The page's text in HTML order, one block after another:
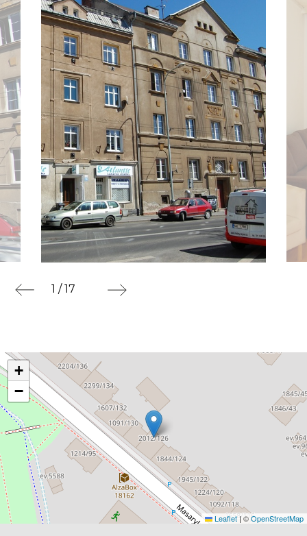
1 / 17
+
−
Leaflet | ©OpenStreetMap